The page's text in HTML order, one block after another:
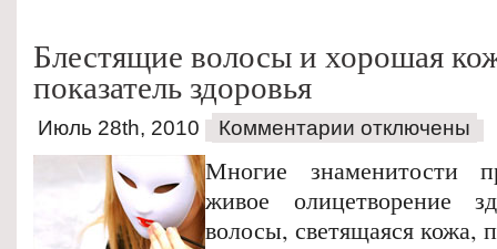
Блестящие волосы и хорошая
показатель здоровья
Июль 28th, 2010 Комментарии отключены
Многие знаменитости
живое олицетворение
волосы, светящаяся кожа,